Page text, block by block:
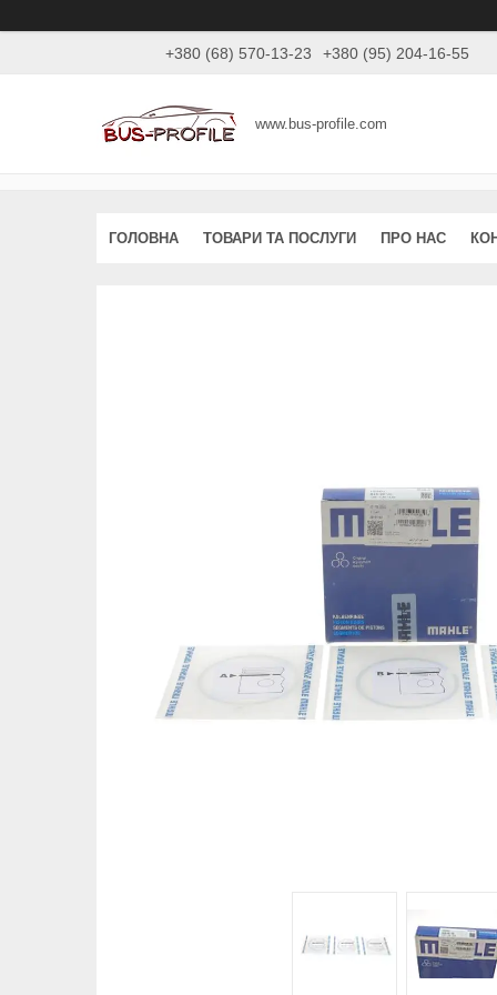
+380 (68) 570-13-23 +380 (95) 204-16-55
www.bus-profile.com
ГОЛОВНА ТОВАРИ ТА ПОСЛУГИ ПРО НАС